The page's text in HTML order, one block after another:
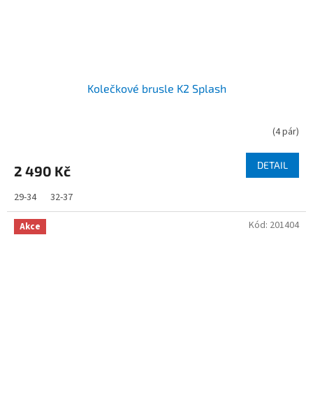
Kolečkové brusle K2 Splash
(4 pár)
2 490 Kč DETAIL
29-34 32-37
Akce Kód: 201404